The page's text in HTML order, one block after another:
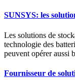
SUNSYS: les
Les solutions de
technologie des
peuvent opérer aussi
Fournisseur de